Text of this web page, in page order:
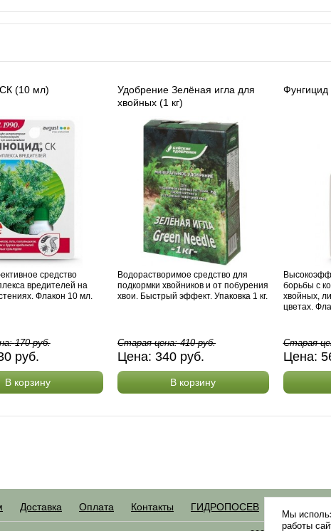
(10 мл)
средство
вредителей на
Флакон 10 мл.
170руб.
руб.
В корзину
Удобрение Зелёная игла для
хвойных (1 кг)
Водорастворимое средство для
подкормки хвойников и от побурения
хвои. Быстрый эффект. Упаковка 1 кг.
Старая цена:410руб.
Цена:340 руб.
В корзину
борьбы с
хвойных,
цветах.
Старая
Цена:
Доставка Оплата Контакты ГИДРОПОСЕВ
Мы
работы